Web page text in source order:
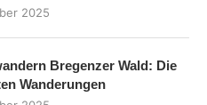
2025
Bregenzer Wald: Die
Wanderungen